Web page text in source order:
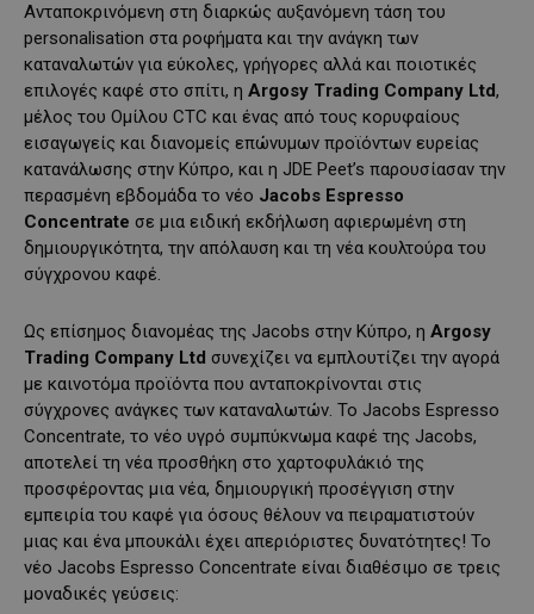
Ανταποκρινόμενη στη διαρκώς αυξανόμενη τάση του
personalisation στα ροφήματα και την ανάγκη των
καταναλωτών για εύκολες, γρήγορες αλλά και ποιοτικές
επιλογές καφέ στο σπίτι, η Argosy Trading Company Ltd,
μέλος του Ομίλου CTC και ένας από τους κορυφαίους
εισαγωγείς και διανομείς επώνυμων προϊόντων ευρείας
κατανάλωσης στην Κύπρο, και η JDE Peet’s παρουσίασαν την
περασμένη εβδομάδα το νέο Jacobs Espresso
Concentrate σε μια ειδική εκδήλωση αφιερωμένη στη
δημιουργικότητα, την απόλαυση και τη νέα κουλτούρα του
σύγχρονου καφέ.
Ως επίσημος διανομέας της Jacobs στην Κύπρο, η Argosy
Trading Company Ltd συνεχίζει να εμπλουτίζει την αγορά
με καινοτόμα προϊόντα που ανταποκρίνονται στις
σύγχρονες ανάγκες των καταναλωτών. Το Jacobs Espresso
Concentrate, το νέο υγρό συμπύκνωμα καφέ της Jacobs,
αποτελεί τη νέα προσθήκη στο χαρτοφυλάκιό της
προσφέροντας μια νέα, δημιουργική προσέγγιση στην
εμπειρία του καφέ για όσους θέλουν να πειραματιστούν
μιας και ένα μπουκάλι έχει απεριόριστες δυνατότητες! Το
νέο Jacobs Espresso Concentrate είναι διαθέσιμο σε τρεις
μοναδικές γεύσεις: